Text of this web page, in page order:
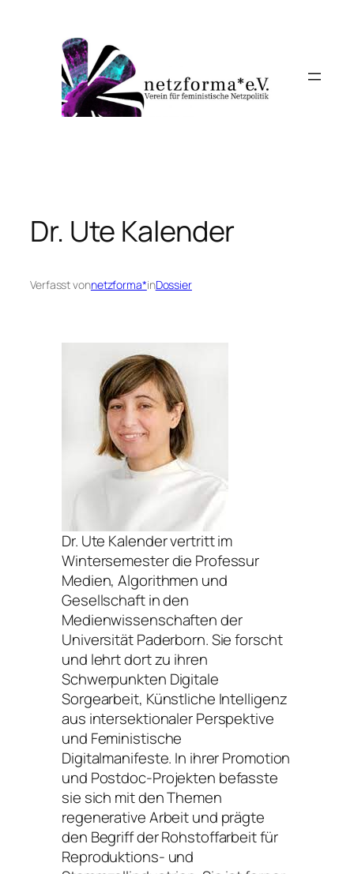
springen
Dr. Ute Kalender
Verfasst vonnetzforma*inDossier
Dr. Ute Kalender vertritt im
Wintersemester die Professur
Medien, Algorithmen und
Gesellschaft in den
Medienwissenschaften der
Universität Paderborn. Sie forscht
und lehrt dort zu ihren
Schwerpunkten Digitale
Sorgearbeit, Künstliche Intelligenz
aus intersektionaler Perspektive
und Feministische
Digitalmanifeste. In ihrer Promotion
und Postdoc-Projekten befasste
sie sich mit den Themen
regenerative Arbeit und prägte
den Begriff der Rohstoffarbeit für
Reproduktions- und